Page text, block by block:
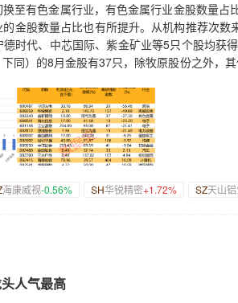
至有色金属行业，有色金属行业金股数量
金股数量占比也有所提升。从机构推荐次
时代、中芯国际、紫金矿业等5只个股均获
同）的8月金股有37只，除牧原股份之外，
含扭亏）的8月金股有16只，主要分布于有
5只金股年内均获得百余家机构调研。
海康威视-0.56% SH华锐精密+1.72% SZ天山
人气最高